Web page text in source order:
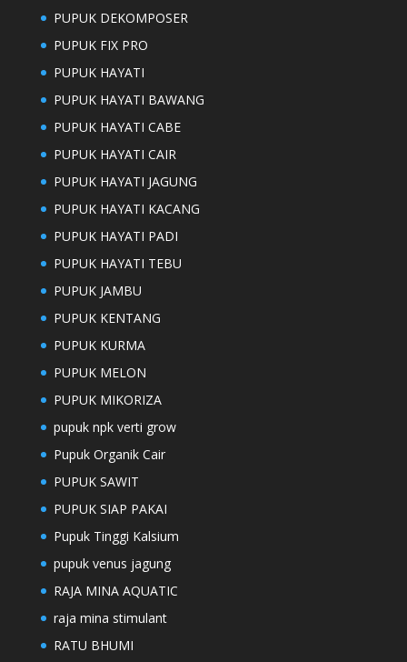
PUPUK DEKOMPOSER
PUPUK FIX PRO
PUPUK HAYATI
PUPUK HAYATI BAWANG
PUPUK HAYATI CABE
PUPUK HAYATI CAIR
PUPUK HAYATI JAGUNG
PUPUK HAYATI KACANG
PUPUK HAYATI PADI
PUPUK HAYATI TEBU
PUPUK JAMBU
PUPUK KENTANG
PUPUK KURMA
PUPUK MELON
PUPUK MIKORIZA
pupuk npk verti grow
Pupuk Organik Cair
PUPUK SAWIT
PUPUK SIAP PAKAI
Pupuk Tinggi Kalsium
pupuk venus jagung
RAJA MINA AQUATIC
raja mina stimulant
RATU BHUMI